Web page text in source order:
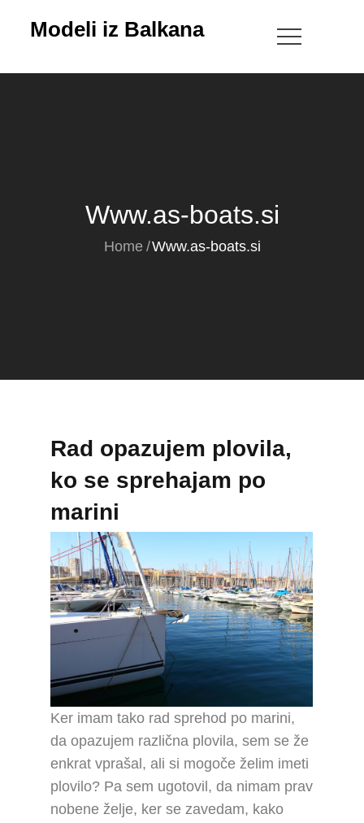
Modeli iz Balkana
Www.as-boats.si
Home Www.as-boats.si
Rad opazujem plovila,
ko se sprehajam po
marini
Ker imam tako rad sprehod po marini,
da opazujem različna plovila, sem se že
enkrat vprašal, ali si mogoče želim imeti
plovilo? Pa sem ugotovil, da nimam prav
nobene želje, ker se zavedam, kako